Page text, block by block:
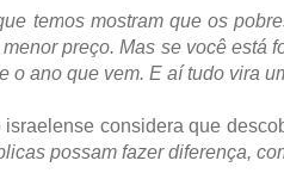
temos mostram que os
preço. Mas se você está
o ano que vem. E aí tudo vira
considera que
possam fazer diferença,